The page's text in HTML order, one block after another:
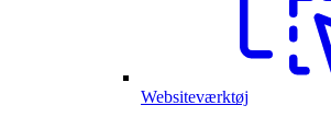
Websiteværktøj